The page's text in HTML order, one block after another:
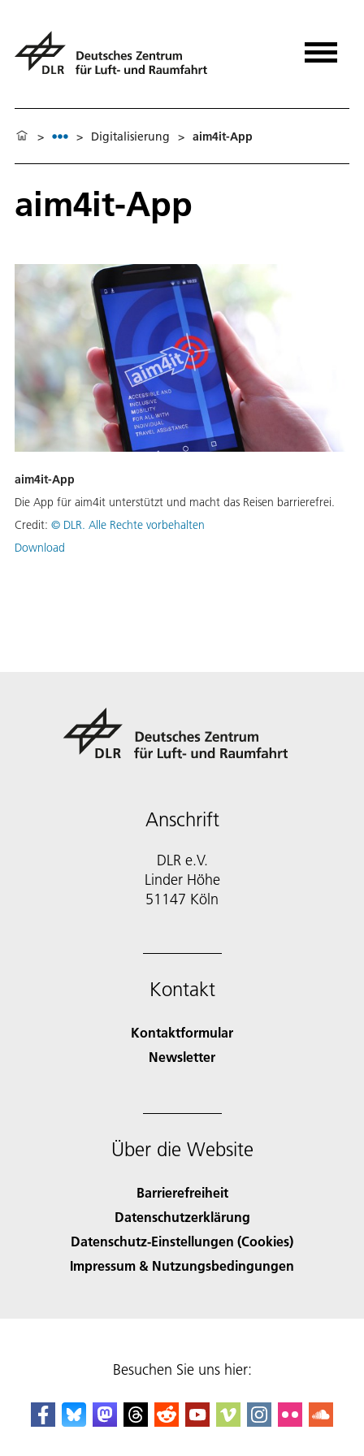
> > Digitalisierung > aim4it-App
aim4it-App
aim4it-App
Die App für aim4it unterstützt und macht das Reisen barrierefrei.
Credit: © DLR. Alle Rechte vorbehalten
Download
Anschrift
DLR e.V.
Linder Höhe
51147 Köln
Kontakt
Kontaktformular
Newsletter
Über die Website
Barrierefreiheit
Datenschutzerklärung
Datenschutz-Einstellungen (Cookies)
Impressum & Nutzungsbedingungen
Besuchen Sie uns hier: